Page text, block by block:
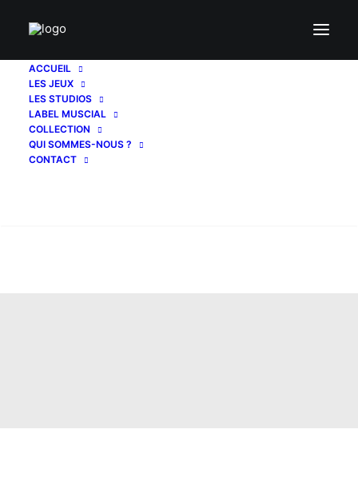
ACCUEIL
LES JEUX
LES STUDIOS
LABEL MUSCIAL
COLLECTION
QUI SOMMES-NOUS ?
CONTACT